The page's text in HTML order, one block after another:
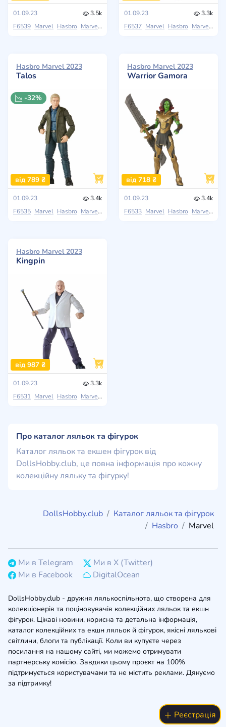
01.09.23
3.5k
F6539 Marvel Hasbro Marvel Legends Series
01.09.23
3.3k
F6537 Marvel Hasbro Marvel Legends Series
Hasbro Marvel 2023
Talos
-32%
від 789 ₴
01.09.23
3.4k
F6535 Marvel Hasbro Marvel Legends Series
Hasbro Marvel 2023
Warrior Gamora
від 718 ₴
01.09.23
3.4k
F6533 Marvel Hasbro Marvel Legends Series
Hasbro Marvel 2023
Kingpin
від 987 ₴
01.09.23
3.3k
F6531 Marvel Hasbro Marvel Legends Series
Про каталог ляльок та фігурок
Каталог ляльок та екшен фігурок від
DollsHobby.club, це повна інформація про кожну
колекційну ляльку та фігурку!
DollsHobby.club
Каталог ляльок та фігурок
Hasbro
Marvel
Ми в Telegram
Ми в X (Twitter)
Ми в Facebook
DigitalOcean
DollsHobby.club - дружня лялькоспільнота, що створена для
колекціонерів та поціновувачів колекційних ляльок та екшн
фігурок. Цікаві новини, корисна та детальна інформація,
каталог колекційних та екшн ляльок й фігурок, якісні лялькові
світлини, блоги та публікації. Коли ви купуєте через
посилання на нашому сайті, ми можемо отримувати
партнерську комісію. Завдяки цьому проєкт на 100%
підтримується користувачами та не містить реклами. Дякуємо
за підтримку!
Реєстрація